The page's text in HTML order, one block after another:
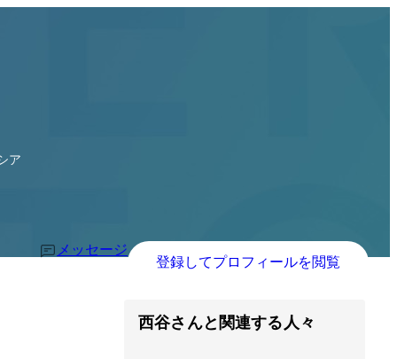
ア
メッセージ
登録してプロフィールを閲覧
西谷さんと関連する人々